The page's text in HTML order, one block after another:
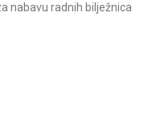
nabavu radnih bilježnica